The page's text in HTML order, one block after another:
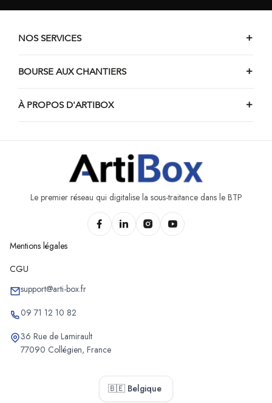
NOS SERVICES
BOURSE AUX CHANTIERS
À PROPOS D'ARTIBOX
Le premier réseau qui digitalise la sous-traitance dans le BTP
Mentions légales
CGU
support@arti-box.fr
09 71 12 10 82
36 Rue de Lamirault
77090 Collégien, France
🇧🇪 Belgique